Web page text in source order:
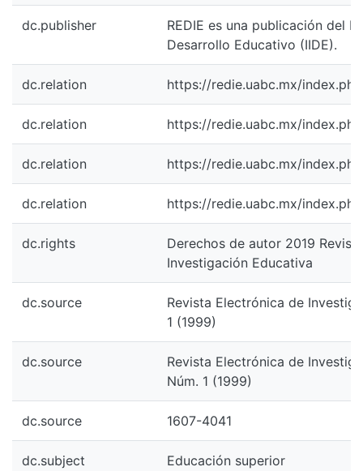
dc.publisher
REDIE es una publicación del
Desarrollo Educativo (IIDE).
dc.relation https://redie.uabc.mx/
dc.relation https://redie.uabc.mx/
dc.relation https://redie.uabc.mx/
dc.relation https://redie.uabc.mx/
dc.rights
Derechos de autor 2019
Investigación Educativa
dc.source
Revista Electrónica de
1 (1999)
dc.source
Revista Electrónica de
Núm. 1 (1999)
dc.source 1607-4041
dc.subject Educación superior